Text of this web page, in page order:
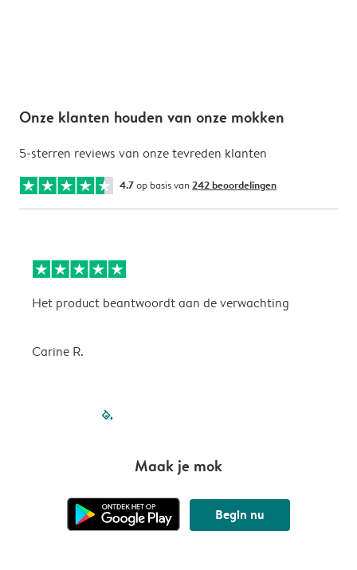
Onze klanten houden van onze mokken
5-sterren reviews van onze tevreden klanten
4.7op basis van 242 beoordelingen
Het product beantwoordt aan de verwachting
Carine R.
filled-pagination
Maak je mok
Begin nu